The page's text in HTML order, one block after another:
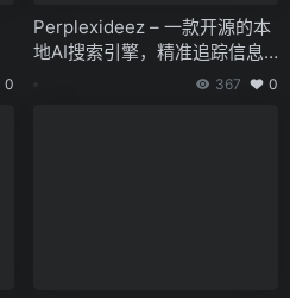
0
Perplexideez – 一款开源的本
地AI搜索引擎，精准追踪信息
367 0